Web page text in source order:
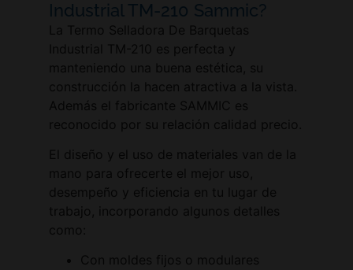
Industrial TM-210 Sammic?
La Termo Selladora De Barquetas
Industrial TM-210 es perfecta y
manteniendo una buena estética, su
construcción la hacen atractiva a la vista.
Además el fabricante SAMMIC es
reconocido por su relación calidad precio.
El diseño y el uso de materiales van de la
mano para ofrecerte el mejor uso,
desempeño y eficiencia en tu lugar de
trabajo, incorporando algunos detalles
como:
Con moldes fijos o modulares